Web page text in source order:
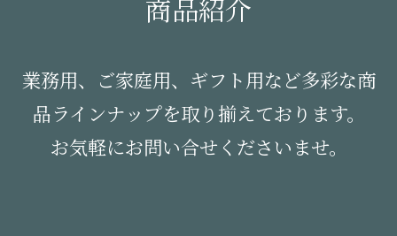
商品紹介
業務用、ご家庭用、ギフト用など多彩な商
品ラインナップを取り揃えております。
お気軽にお問い合せくださいませ。